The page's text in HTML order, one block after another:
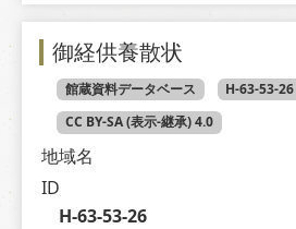
御経供養散状
館蔵資料データベース
H-63-53-26
CC BY-SA (表示-継承) 4.0
地域名
ID
H-63-53-26